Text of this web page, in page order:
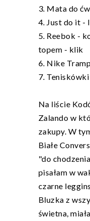
3. Mata do
4. Just do it -
5. Reebok -
topem - klik
6. Nike
7.
Na liście
Zalando w
zakupy. W
Białe
"do
pisałam w
czarne
Bluzka z
świetna,